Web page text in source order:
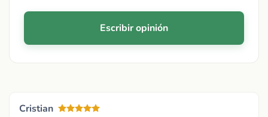
Escribir opinión
Cristian